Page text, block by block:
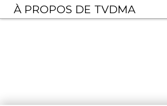
Aller
au
À PROPOS DE TVDMA